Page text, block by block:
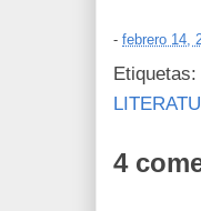
- febrero 14,
Etiquetas:
4